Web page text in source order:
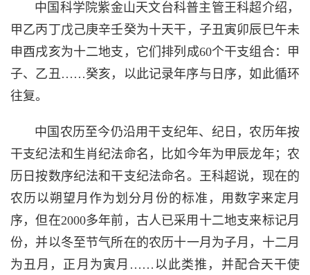
中国科学院紫金山天文台科普主管王科超介绍，
甲乙丙丁戊己庚辛壬癸为十天干，子丑寅卯辰巳午未
申酉戌亥为十二地支，它们排列成60个干支组合：甲
子、乙丑……癸亥，以此记录年序与日序，如此循环
往复。
中国农历至今仍沿用干支纪年、纪日，农历年按
干支纪法和生肖纪法命名，比如今年为甲辰龙年；农
历日按数序纪法和干支纪法命名。王科超说，现在的
农历以朔望月作为划分月份的标准，用数字来定月
序，但在2000多年前，古人已采用十二地支来标记月
份，并以冬至节气所在的农历十一月为子月，十二月
为丑月，正月为寅月……以此类推，并配合天干使